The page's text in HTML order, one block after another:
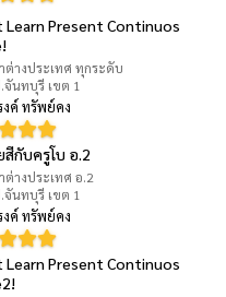
Learn Present Continuos
ต่างประเทศ ทุกระดับ
นทบุรี เขต 1
งค์ ทรัพย์คง
สีกับครูโบ อ.2
ต่างประเทศ อ.2
นทบุรี เขต 1
งค์ ทรัพย์คง
Learn Present Continuos